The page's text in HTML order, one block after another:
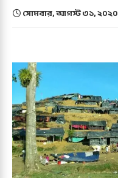
সোমবার, আগস্ট ৩১, ২০২০